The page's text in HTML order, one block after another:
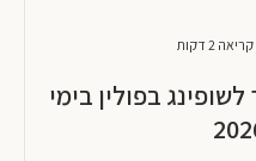
בפולין בימי
2 דקות